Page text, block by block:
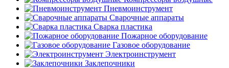
Пневмоинструмент
Сварочные аппараты
Сварка пластика
Пожарное оборудование
Газовое оборудование
Электроинструмент
Заклепочники